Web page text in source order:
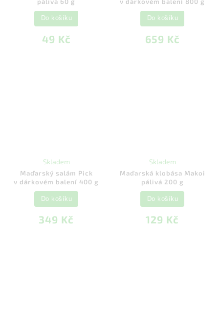
49 Kč
Do košíku
659 Kč
Do košíku
Maďarský salám Pick
v dárkovém balení 400 g
Skladem
349 Kč
Do košíku
Maďarská klobása Makoi
pálivá 200 g
Skladem
129 Kč
Do košíku